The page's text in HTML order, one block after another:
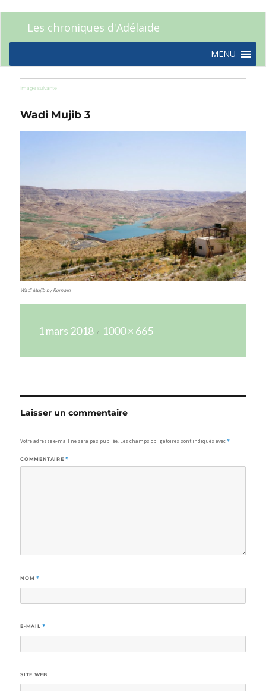
Les chroniques d'Adélaïde
MENU
Image suivante
Wadi Mujib 3
Wadi Mujib by Romain
1 mars 2018
réelle
1000 × 665
Laisser un commentaire
Votre adresse e-mail ne sera pas publiée. Les champs obligatoires sont indiqués avec*
COMMENTAIRE *
NOM *
E-MAIL *
SITE WEB